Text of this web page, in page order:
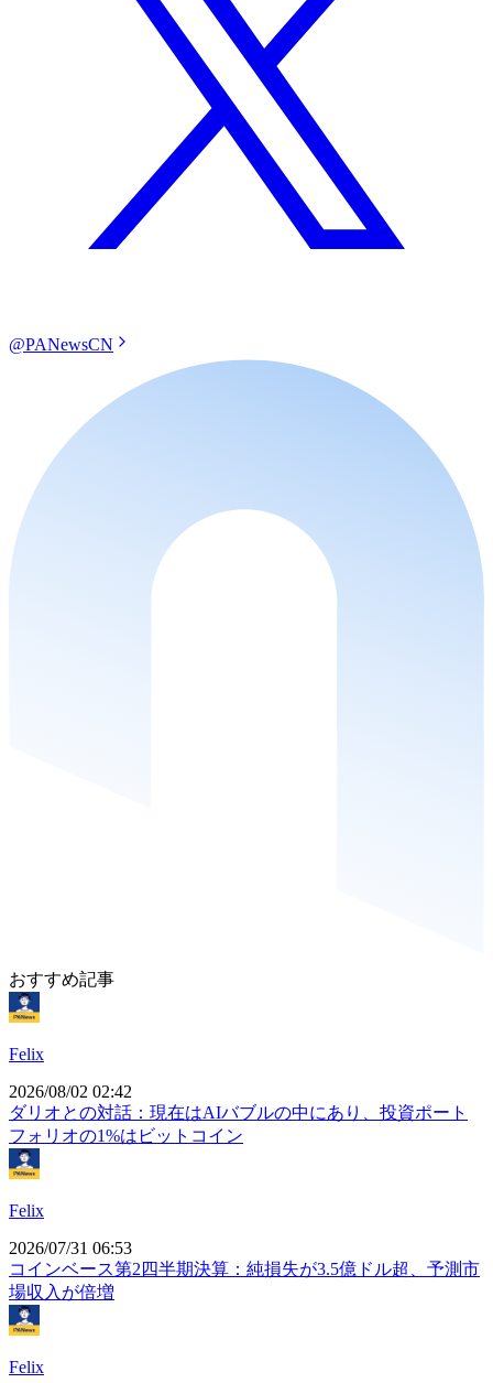
@PANewsCN
おすすめ記事
Felix
2026/08/02 02:42
ダリオとの対話：現在はAIバブルの中にあり、投資ポート
フォリオの1%はビットコイン
Felix
2026/07/31 06:53
コインベース第2四半期決算：純損失が3.5億ドル超、予測市
場収入が倍増
Felix